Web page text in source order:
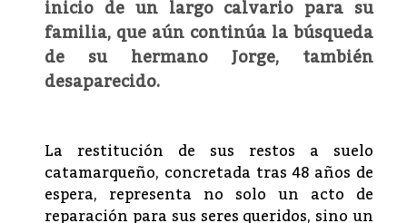
inicio de un largo calvario para su
familia, que aún continúa la búsqueda
de su hermano Jorge, también
desaparecido.
La restitución de sus restos a suelo
catamarqueño, concretada tras 48 años de
espera, representa no solo un acto de
reparación para sus seres queridos, sino un